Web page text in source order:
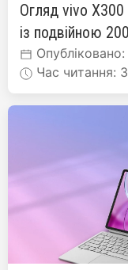
Огляд vivo X300
із подвійною
Час читання: